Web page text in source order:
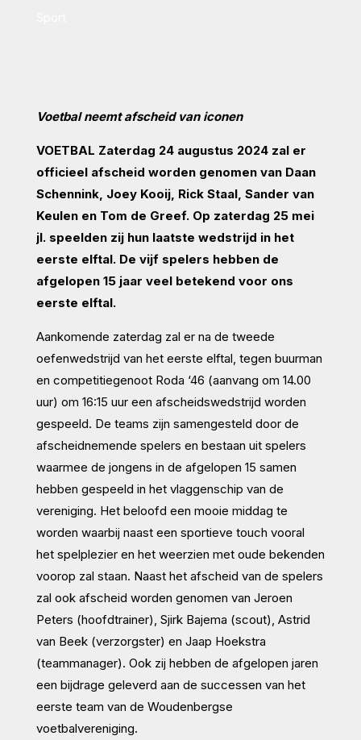
Voetbal neemt afscheid van iconen
VOETBAL Zaterdag 24 augustus 2024 zal er
officieel afscheid worden genomen van Daan
Schennink, Joey Kooij, Rick Staal, Sander van
Keulen en Tom de Greef. Op zaterdag 25 mei
jl. speelden zij hun laatste wedstrijd in het
eerste elftal. De vijf spelers hebben de
afgelopen 15 jaar veel betekend voor ons
eerste elftal.
Aankomende zaterdag zal er na de tweede
oefenwedstrijd van het eerste elftal, tegen buurman
en competitiegenoot Roda ‘46 (aanvang om 14.00
uur) om 16:15 uur een afscheidswedstrijd worden
gespeeld. De teams zijn samengesteld door de
afscheidnemende spelers en bestaan uit spelers
waarmee de jongens in de afgelopen 15 samen
hebben gespeeld in het vlaggenschip van de
vereniging. Het beloofd een mooie middag te
worden waarbij naast een sportieve touch vooral
het spelplezier en het weerzien met oude bekenden
voorop zal staan. Naast het afscheid van de spelers
zal ook afscheid worden genomen van Jeroen
Peters (hoofdtrainer), Sjirk Bajema (scout), Astrid
van Beek (verzorgster) en Jaap Hoekstra
(teammanager). Ook zij hebben de afgelopen jaren
een bijdrage geleverd aan de successen van het
eerste team van de Woudenbergse
voetbalvereniging.